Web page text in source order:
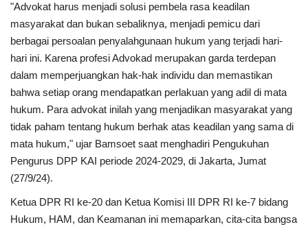
"Advokat harus menjadi solusi pembela rasa keadilan
masyarakat dan bukan sebaliknya, menjadi pemicu dari
berbagai persoalan penyalahgunaan hukum yang terjadi hari-
hari ini. Karena profesi Advokad merupakan garda terdepan
dalam memperjuangkan hak-hak individu dan memastikan
bahwa setiap orang mendapatkan perlakuan yang adil di mata
hukum. Para advokat inilah yang menjadikan masyarakat yang
tidak paham tentang hukum berhak atas keadilan yang sama di
mata hukum," ujar Bamsoet saat menghadiri Pengukuhan
Pengurus DPP KAI periode 2024-2029, di Jakarta, Jumat
(27/9/24).
Ketua DPR RI ke-20 dan Ketua Komisi III DPR RI ke-7 bidang
Hukum, HAM, dan Keamanan ini memaparkan, cita-cita bangsa